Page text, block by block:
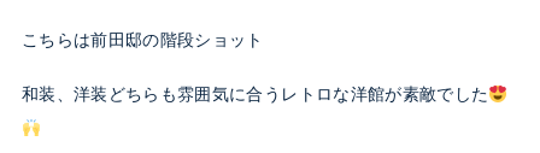
こちらは前田邸の階段ショット
和装、洋装どちらも雰囲気に合うレトロな洋館が素敵でした